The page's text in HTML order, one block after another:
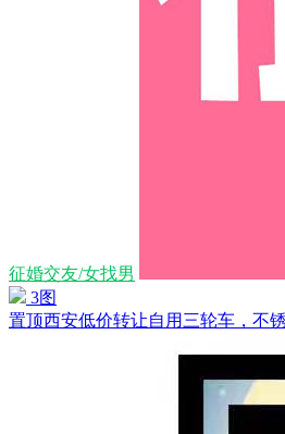
征婚交友/女找男
3图
置顶西安低价转让自用三轮车，不